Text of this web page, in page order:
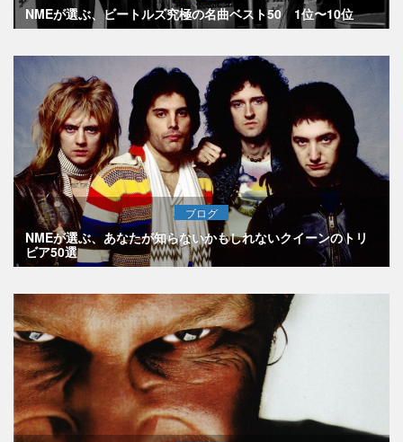
NMEが選ぶ、ビートルズ究極の名曲ベスト50 1位〜10位
ブログ
NMEが選ぶ、あなたが知らないかもしれないクイーンのトリ
ビア50選